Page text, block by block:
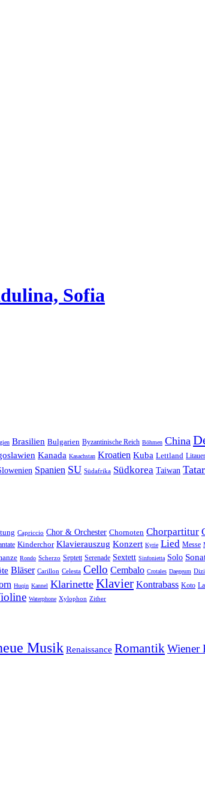
Sofia
Brasilien Bulgarien Byzantinische Reich Böhmen China
Kanada Kasachstan Kroatien Kuba Lettland
Spanien SU Südafrika Südkorea Taiwan
Capriccio Chor & Orchester Chornoten Chorpartitur
Kinderchor Klavierauszug Konzert Kyrie Lied Messe
Rondo Scherzo Septett Serenade Sextett Sinfonietta Solo
Bläser Carillon Celesta Cello Cembalo Crotales Daegeum Dizi
Huqin Kannel Klarinette Klavier Kontrabass Koto
Waterphone Xylophon Zither
Musik Renaissance RomantikWiener